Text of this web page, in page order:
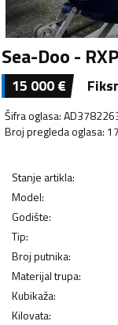
Sea-Doo -
15 000€
Šifra oglasa:
Broj pregleda oglasa:
Stanje artikla:
Model:
Godište:
Tip:
Broj putnika:
Materijal trupa:
Kubikaža:
Kilovata: